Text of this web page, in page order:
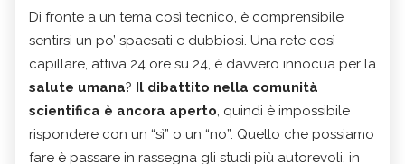
Di fronte a un tema così tecnico, è comprensibile
sentirsi un po’ spaesati e dubbiosi. Una rete così
capillare, attiva 24 ore su 24, è davvero innocua per la
salute umana? Il dibattito nella comunità
scientifica è ancora aperto, quindi è impossibile
rispondere con un “sì” o un “no”. Quello che possiamo
fare è passare in rassegna gli studi più autorevoli, in